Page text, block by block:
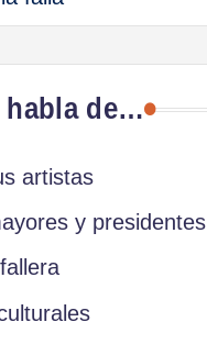
habla de…
artistas
y presidentes